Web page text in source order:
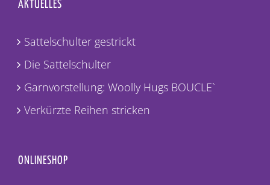
AKTUELLES
Sattelschulter gestrickt
Die Sattelschulter
Garnvorstellung: Woolly Hugs BOUCLE`
Verkürzte Reihen stricken
ONLINESHOP